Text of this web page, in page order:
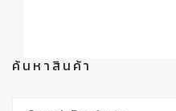
ค้นหาสินค้า